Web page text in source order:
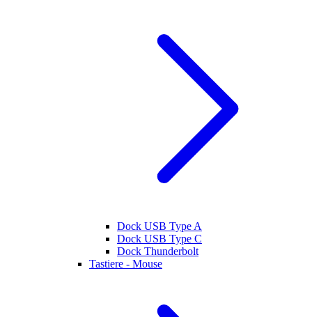
Dock USB Type A
Dock USB Type C
Dock Thunderbolt
Tastiere - Mouse